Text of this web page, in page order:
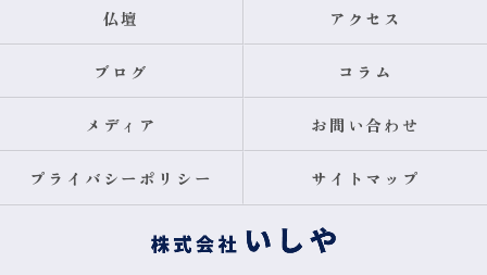
仏壇 アクセス
ブログ コラム
メディア お問い合わせ
プライバシーポリシー サイトマップ